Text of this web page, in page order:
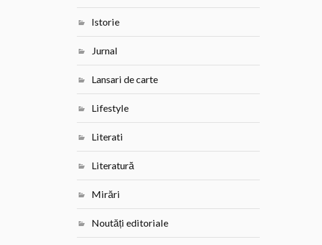
Istorie
Jurnal
Lansari de carte
Lifestyle
Literati
Literatură
Mirări
Noutăți editoriale